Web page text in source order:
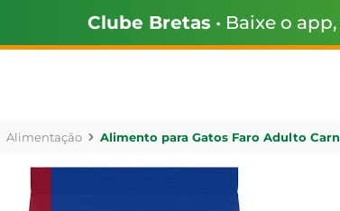
Clube Bretas • Baixe o
Alimentação Alimento para Gatos Faro Adulto